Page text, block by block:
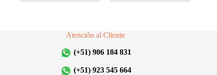
Atención al Cliente
(+51) 906 184 831
(+51) 923 545 664